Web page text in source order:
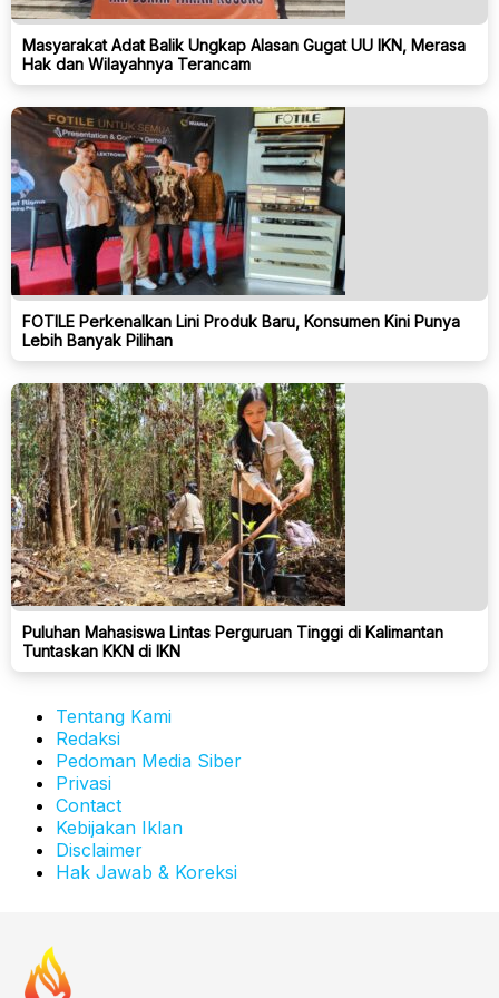
Masyarakat Adat Balik Ungkap Alasan Gugat UU IKN, Merasa
Hak dan Wilayahnya Terancam
FOTILE Perkenalkan Lini Produk Baru, Konsumen Kini Punya
Lebih Banyak Pilihan
Puluhan Mahasiswa Lintas Perguruan Tinggi di Kalimantan
Tuntaskan KKN di IKN
Tentang Kami
Redaksi
Pedoman Media Siber
Privasi
Contact
Kebijakan Iklan
Disclaimer
Hak Jawab & Koreksi